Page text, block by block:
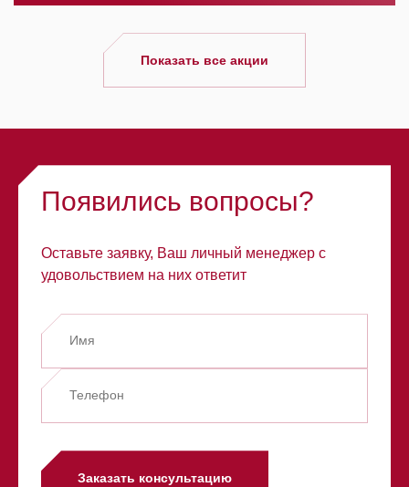
Показать все акции
Появились вопросы?
Оставьте заявку, Ваш личный менеджер с
удовольствием на них ответит
Заказать консультацию